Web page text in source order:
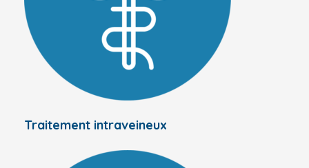
Traitement intraveineux